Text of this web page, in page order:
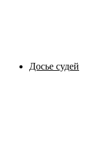
Досье судей